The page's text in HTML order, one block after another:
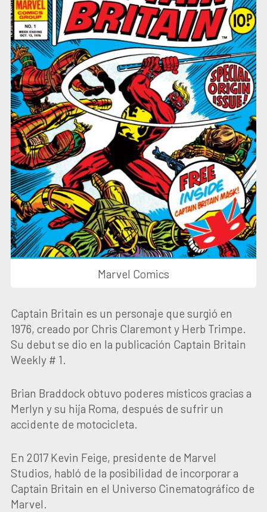
Marvel Comics
Captain Britain es un personaje que surgió en
1976, creado por Chris Claremont y Herb Trimpe.
Su debut se dio en la publicación Captain Britain
Weekly # 1.
Brian Braddock obtuvo poderes místicos gracias a
Merlyn y su hija Roma, después de sufrir un
accidente de motocicleta.
En 2017 Kevin Feige, presidente de Marvel
Studios, habló de la posibilidad de incorporar a
Captain Britain en el Universo Cinematográfico de
Marvel.